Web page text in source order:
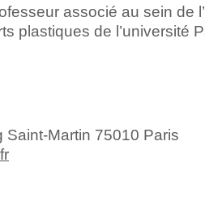
associé au sein de
plastiques de l’université
Saint-Martin 75010 Paris